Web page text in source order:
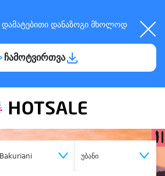
დამატებითი დანაზოგი მხოლოდ
ჩამოტვირთვა
Bakuriani უბანი